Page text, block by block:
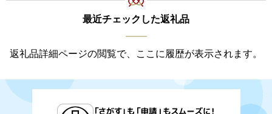
最近チェックした返礼品
返礼品詳細ページの閲覧で、ここに履歴が表示されます。